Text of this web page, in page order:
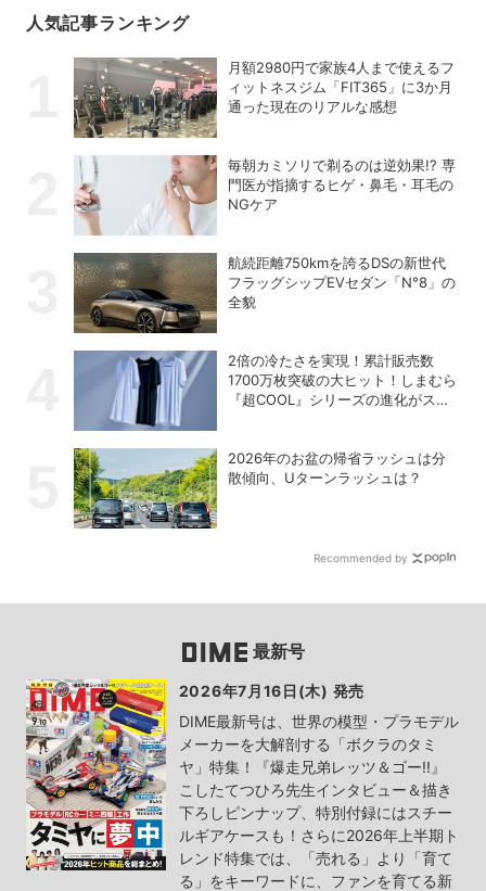
人気記事ランキング
月額2980円で家族4人まで使えるフ
ィットネスジム「FIT365」に3か月
通った現在のリアルな感想
毎朝カミソリで剃るのは逆効果!? 専
門医が指摘するヒゲ・鼻毛・耳毛の
NGケア
航続距離750kmを誇るDSの新世代
フラッグシップEVセダン「N°8」の
全貌
2倍の冷たさを実現！累計販売数
1700万枚突破の大ヒット！しまむら
『超COOL』シリーズの進化がスゴ
2026年のお盆の帰省ラッシュは分
散傾向、Uターンラッシュは？
Recommended by
最新号
2026年7月16日(木) 発売
DIME最新号は、世界の模型・プラモデル
メーカーを大解剖する「ボクラのタミ
ヤ」特集！『爆走兄弟レッツ＆ゴー!!』
こしたてつひろ先生インタビュー＆描き
下ろしピンナップ、特別付録にはスチー
ルギアケースも！さらに2026年上半期ト
レンド特集では、「売れる」より「育て
る」をキーワードに、ファンを育てる新